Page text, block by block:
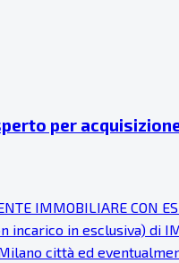
per
IMMOBILIARE CON
in esclusiva) di
città ed